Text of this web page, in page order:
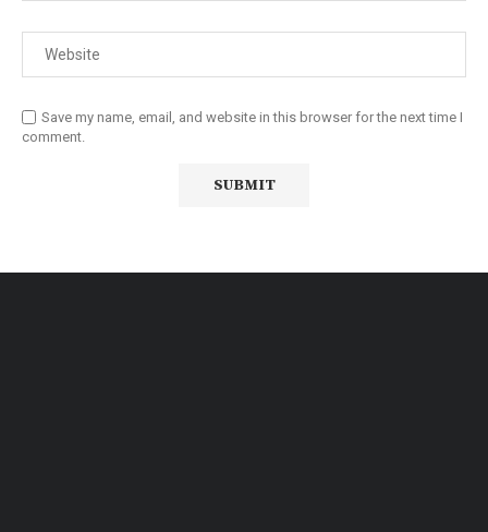
Save my name, email, and website in this browser for the next time I
comment.